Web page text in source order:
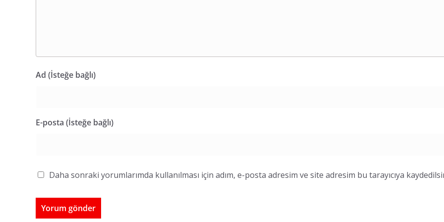
Ad (İsteğe bağlı)
E-posta (İsteğe bağlı)
Daha sonraki yorumlarımda kullanılması için adım, e-posta adresim ve site adresim bu tarayıcıya